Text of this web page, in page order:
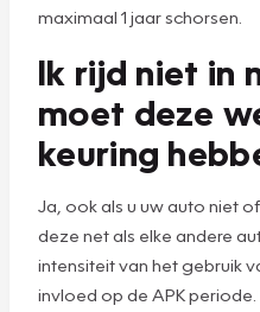
maximaal 1 jaar schorsen.
Ik rijd niet in
moet deze
keuring
Ja, ook als u uw auto niet
deze net als elke andere
intensiteit van het gebruik
invloed op de APK